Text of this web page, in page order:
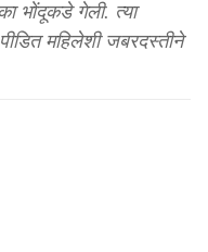
भोंदूकडे गेली. त्या
महिलेशी जबरदस्तीने